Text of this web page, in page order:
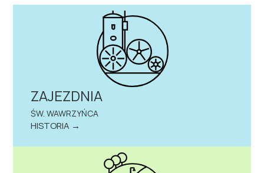
ZAJEZDNIA
ŚW. WAWRZYŃCA
HISTORIA →